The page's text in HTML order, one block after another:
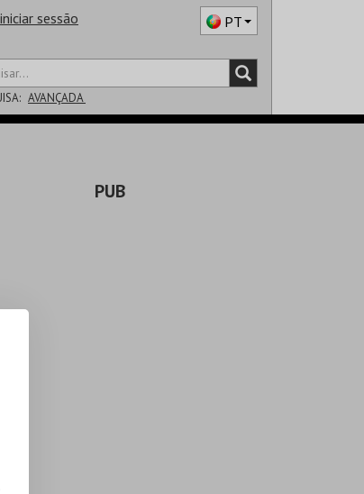
iniciar sessão PT
AVANÇADA
PUB